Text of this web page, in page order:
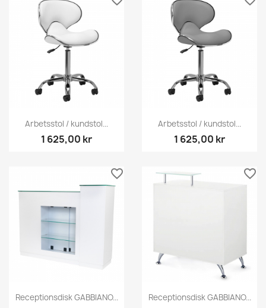
Arbetsstol / kundstol...
1 625,00 kr
Arbetsstol / kundstol...
1 625,00 kr
Receptionsdisk GABBIANO...
favorite_border
Receptionsdisk GABBIANO...
favorite_border